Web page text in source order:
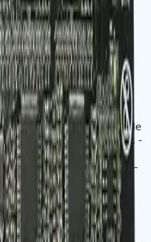
de contrôle d'accès de
une gestion des accès
fonctionnalités du C3-
30 000 utilisateurs de
divers environnements. -
000 événements,
des événements. -
notamment Ethernet
connectivité flexible. -
pour une utilisation
identification. -
permettant une